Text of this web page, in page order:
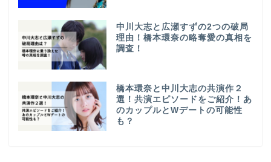
中川大志と広瀬すずの2つの破局
理由！橋本環奈の略奪愛の真相を
調査！
橋本環奈と中川大志の共演作２
選！共演エピソードをご紹介！あ
のカップルとWデートの可能性
も？